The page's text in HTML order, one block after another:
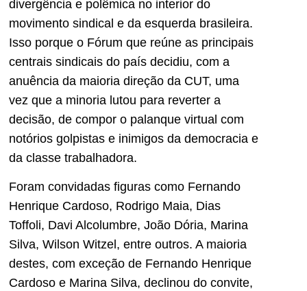
divergência e polêmica no interior do
movimento sindical e da esquerda brasileira.
Isso porque o Fórum que reúne as principais
centrais sindicais do país decidiu, com a
anuência da maioria direção da CUT, uma
vez que a minoria lutou para reverter a
decisão, de compor o palanque virtual com
notórios golpistas e inimigos da democracia e
da classe trabalhadora.
Foram convidadas figuras como Fernando
Henrique Cardoso, Rodrigo Maia, Dias
Toffoli, Davi Alcolumbre, João Dória, Marina
Silva, Wilson Witzel, entre outros. A maioria
destes, com exceção de Fernando Henrique
Cardoso e Marina Silva, declinou do convite,